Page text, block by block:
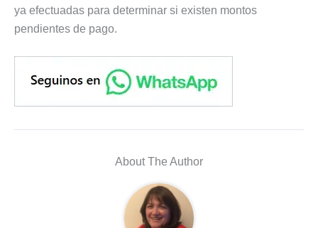
ya efectuadas para determinar si existen montos
pendientes de pago.
About The Author